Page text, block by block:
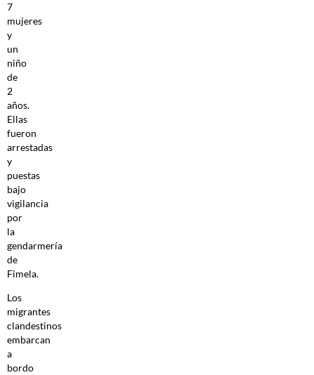
7
mujeres
y
un
niño
de
2
años.
Ellas
fueron
arrestadas
y
puestas
bajo
vigilancia
por
la
gendarmería
de
Fimela.
Los
migrantes
clandestinos
embarcan
a
bordo